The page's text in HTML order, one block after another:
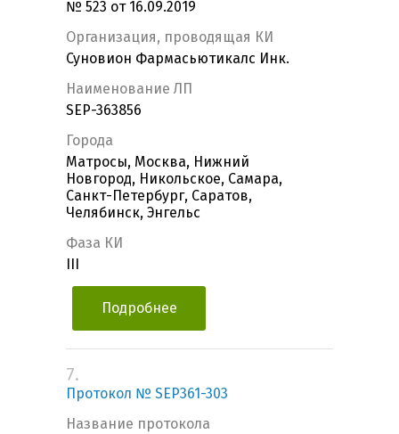
№ 523 от 16.09.2019
Организация, проводящая КИ
Суновион Фармасьютикалс Инк.
Наименование ЛП
SEP-363856
Города
Матросы, Москва, Нижний
Новгород, Никольское, Самара,
Санкт-Петербург, Саратов,
Челябинск, Энгельс
Фаза КИ
Подробнее
7.
Протокол № SEP361-303
Название протокола